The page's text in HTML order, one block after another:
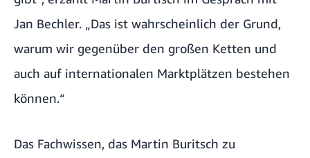
Jan Bechler. „Das ist wahrscheinlich der Grund,
warum wir gegenüber den großen Ketten und
auch auf internationalen Marktplätzen bestehen
können.“
Das Fachwissen, das Martin Buritsch zu